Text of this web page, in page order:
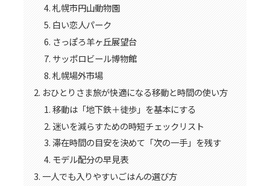
札幌市円山動物園
白い恋人パーク
さっぽろ羊ヶ丘展望台
サッポロビール博物館
札幌場外市場
おひとりさま旅が快適になる移動と時間の使い方
移動は「地下鉄＋徒歩」を基本にする
迷いを減らすための時短チェックリスト
滞在時間の目安を決めて「次の一手」を残す
モデル配分の早見表
一人でも入りやすいごはんの選び方